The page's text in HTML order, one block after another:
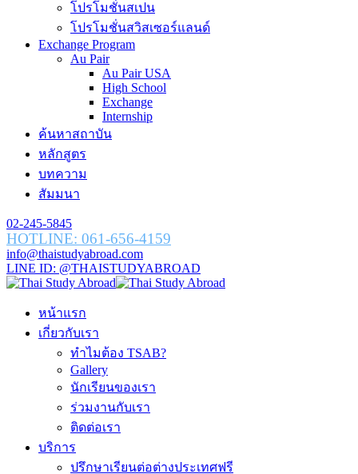
โปรโมชั่นสเปน
โปรโมชั่นสวิสเซอร์แลนด์
Exchange Program
Au Pair
Au Pair USA
High School
Exchange
Internship
ค้นหาสถาบัน
หลักสูตร
บทความ
สัมมนา
02-245-5845
HOTLINE: 061-656-4159
info@thaistudyabroad.com
LINE ID: @THAISTUDYABROAD
หน้าแรก
เกี่ยวกับเรา
ทำไมต้อง TSAB?
Gallery
นักเรียนของเรา
ร่วมงานกับเรา
ติดต่อเรา
บริการ
ปรึกษาเรียนต่อต่างประเทศฟรี